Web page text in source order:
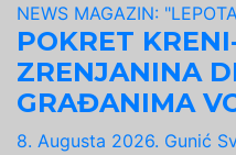
NEWS MAGAZIN:
POKRET
ZRENJANINA
GRAĐANIMA
8. Augusta 2026. Gunić